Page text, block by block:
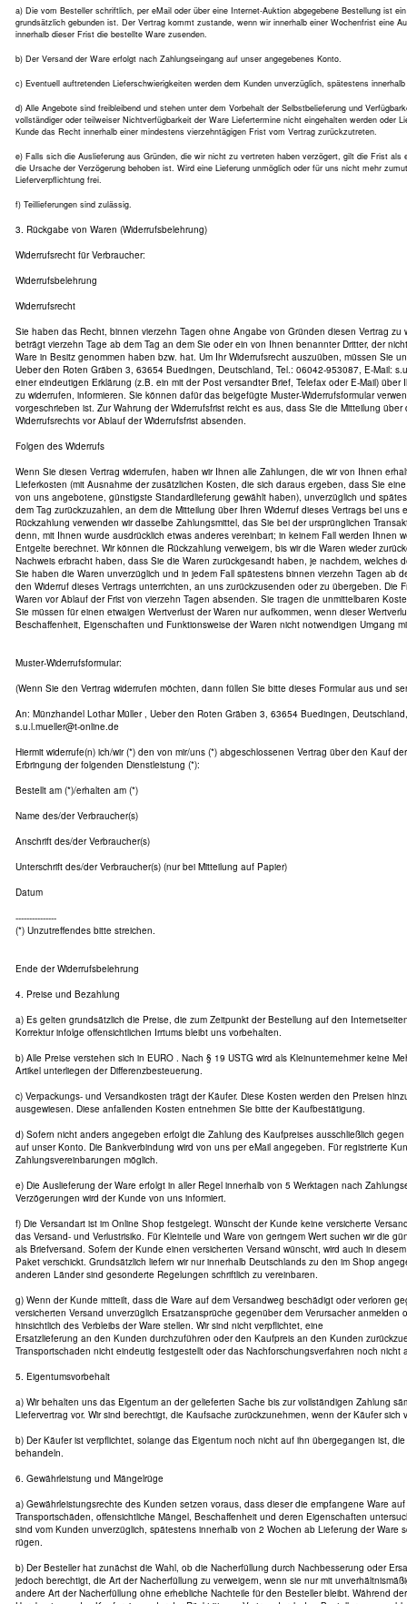
a) Die vom Besteller schriftlich, per eMail oder über eine Internet-Auktion abgegebene Bestellung ist
grundsätzlich gebunden ist. Der Vertrag kommt zustande, wenn wir innerhalb einer Wochenfrist eine
innerhalb dieser Frist die bestellte Ware zusenden.
b) Der Versand der Ware erfolgt nach Zahlungseingang auf unser angegebenes Konto.
c) Eventuell auftretenden Lieferschwierigkeiten werden dem Kunden unverzüglich, spätestens
d) Alle Angebote sind freibleibend und stehen unter dem Vorbehalt der Selbstbelieferung und
vollständiger oder teilweiser Nichtverfügbarkeit der Ware Liefertermine nicht eingehalten werden oder
Kunde das Recht innerhalb einer mindestens vierzehntägigen Frist vom Vertrag zurückzutreten.
e) Falls sich die Auslieferung aus Gründen, die wir nicht zu vertreten haben verzögert, gilt die Frist als
die Ursache der Verzögerung behoben ist. Wird eine Lieferung unmöglich oder für uns nicht mehr
Lieferverpflichtung frei.
f) Teillieferungen sind zulässig.
3. Rückgabe von Waren (Widerrufsbelehrung)
Widerrufsrecht für Verbraucher:
Widerrufsbelehrung
Widerrufsrecht
Sie haben das Recht, binnen vierzehn Tagen ohne Angabe von Gründen diesen Vertrag zu
beträgt vierzehn Tage ab dem Tag an dem Sie oder ein von Ihnen benannter Dritter, der
Ware in Besitz genommen haben bzw. hat. Um Ihr Widerrufsrecht auszuüben, müssen Sie
Ueber den Roten Gräben 3, 63654 Buedingen, Deutschland, Tel.: 06042-953087, E-Mail:
einer eindeutigen Erklärung (z.B. ein mit der Post versandter Brief, Telefax oder E-Mail) über
zu widerrufen, informieren. Sie können dafür das beigefügte Muster-Widerrufsformular
vorgeschrieben ist. Zur Wahrung der Widerrufsfrist reicht es aus, dass Sie die Mitteilung
Widerrufsrechts vor Ablauf der Widerrufsfrist absenden.
Folgen des Widerrufs
Wenn Sie diesen Vertrag widerrufen, haben wir Ihnen alle Zahlungen, die wir von Ihnen
Lieferkosten (mit Ausnahme der zusätzlichen Kosten, die sich daraus ergeben, dass Sie
von uns angebotene, günstigste Standardlieferung gewählt haben), unverzüglich und
dem Tag zurückzuzahlen, an dem die Mitteilung über Ihren Widerruf dieses Vertrags bei uns
Rückzahlung verwenden wir dasselbe Zahlungsmittel, das Sie bei der ursprünglichen
denn, mit Ihnen wurde ausdrücklich etwas anderes vereinbart; in keinem Fall werden Ihnen
Entgelte berechnet. Wir können die Rückzahlung verweigern, bis wir die Waren wieder
Nachweis erbracht haben, dass Sie die Waren zurückgesandt haben, je nachdem, welches
Sie haben die Waren unverzüglich und in jedem Fall spätestens binnen vierzehn Tagen ab
den Widerruf dieses Vertrags unterrichten, an uns zurückzusenden oder zu übergeben. Die
Waren vor Ablauf der Frist von vierzehn Tagen absenden. Sie tragen die unmittelbaren
Sie müssen für einen etwaigen Wertverlust der Waren nur aufkommen, wenn dieser
Beschaffenheit, Eigenschaften und Funktionsweise der Waren nicht notwendigen Umgang
Muster-Widerrufsformular:
(Wenn Sie den Vertrag widerrufen möchten, dann füllen Sie bitte dieses Formular aus und
An: Münzhandel Lothar Müller , Ueber den Roten Gräben 3, 63654 Buedingen,
s.u.l.mueller@t-online.de
Hiermit widerrufe(n) ich/wir (*) den von mir/uns (*) abgeschlossenen Vertrag über den Kauf
Erbringung der folgenden Dienstleistung (*):
Bestellt am (*)/erhalten am (*)
Name des/der Verbraucher(s)
Anschrift des/der Verbraucher(s)
Unterschrift des/der Verbraucher(s) (nur bei Mitteilung auf Papier)
Datum
---------------
(*) Unzutreffendes bitte streichen.
Ende der Widerrufsbelehrung
4. Preise und Bezahlung
a) Es gelten grundsätzlich die Preise, die zum Zeitpunkt der Bestellung auf den
Korrektur infolge offensichtlichen Irrtums bleibt uns vorbehalten.
b) Alle Preise verstehen sich in EURO . Nach § 19 USTG wird als Kleinunternehmer keine
Artikel unterliegen der Differenzbesteuerung.
c) Verpackungs- und Versandkosten trägt der Käufer. Diese Kosten werden den Preisen
ausgewiesen. Diese anfallenden Kosten entnehmen Sie bitte der Kaufbestätigung.
d) Sofern nicht anders angegeben erfolgt die Zahlung des Kaufpreises ausschließlich gegen
auf unser Konto. Die Bankverbindung wird von uns per eMail angegeben. Für registrierte
Zahlungsvereinbarungen möglich.
e) Die Auslieferung der Ware erfolgt in aller Regel innerhalb von 5 Werktagen nach
Verzögerungen wird der Kunde von uns informiert.
f) Die Versandart ist im Online Shop festgelegt. Wünscht der Kunde keine versicherte
das Versand- und Verlustrisiko. Für Kleinteile und Ware von geringem Wert suchen wir die
als Briefversand. Sofern der Kunde einen versicherten Versand wünscht, wird auch in
Paket verschickt. Grundsätzlich liefern wir nur innerhalb Deutschlands zu den im Shop
anderen Länder sind gesonderte Regelungen schriftlich zu vereinbaren.
g) Wenn der Kunde mitteilt, dass die Ware auf dem Versandweg beschädigt oder verloren
versicherten Versand unverzüglich Ersatzansprüche gegenüber dem Verursacher anmelden
hinsichtlich des Verbleibs der Ware stellen. Wir sind nicht verpflichtet, eine
Ersatzlieferung an den Kunden durchzuführen oder den Kaufpreis an den Kunden
Transportschaden nicht eindeutig festgestellt oder das Nachforschungsverfahren noch nicht
5. Eigentumsvorbehalt
a) Wir behalten uns das Eigentum an der gelieferten Sache bis zur vollständigen Zahlung
Liefervertrag vor. Wir sind berechtigt, die Kaufsache zurückzunehmen, wenn der Käufer sich
b) Der Käufer ist verpflichtet, solange das Eigentum noch nicht auf ihn übergegangen ist,
behandeln.
6. Gewährleistung und Mängelrüge
a) Gewährleistungsrechte des Kunden setzen voraus, dass dieser die empfangene Ware
Transportschäden, offensichtliche Mängel, Beschaffenheit und deren Eigenschaften
sind vom Kunden unverzüglich, spätestens innerhalb von 2 Wochen ab Lieferung der Ware
rügen.
b) Der Besteller hat zunächst die Wahl, ob die Nacherfüllung durch Nachbesserung oder
jedoch berechtigt, die Art der Nacherfüllung zu verweigern, wenn sie nur mit
andere Art der Nacherfüllung ohne erhebliche Nachteile für den Besteller bleibt. Während